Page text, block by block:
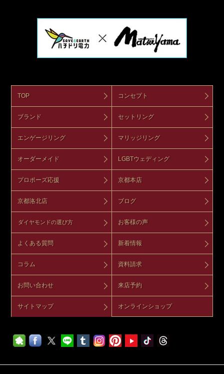
TOP コンセプト
ブランド セットリング
エンゲージリング マリッジリング
オーダーメイド LGBTウェディング
プロポーズ応援 京都本店
京都洛北店 ブログ
ダイヤモンドの選び方 お客様の声
よくある質問 新着情報
コラム 資料請求
お問い合わせ 来店予約
サイトマップ オンラインショップ